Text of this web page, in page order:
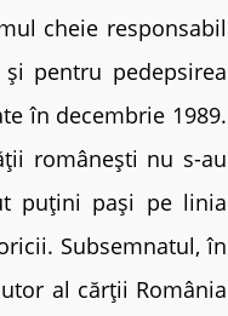
cheie responsabil
pentru pedepsirea
în decembrie 1989.
românești nu s-au
puțini pași pe linia
Subsemnatul, în
al cărții România